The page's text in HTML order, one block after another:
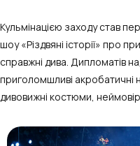
Кульмінацією заходу став
шоу «Різдвяні історії» про
справжні дива. Дипломатів
приголомшливі акробатичні
дивовижні костюми,